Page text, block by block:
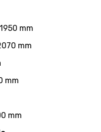
mm
mm
mm
mm